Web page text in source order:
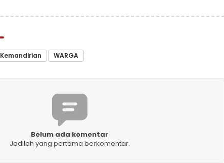
Kemandirian WARGA
Belum ada komentar
Jadilah yang pertama berkomentar.